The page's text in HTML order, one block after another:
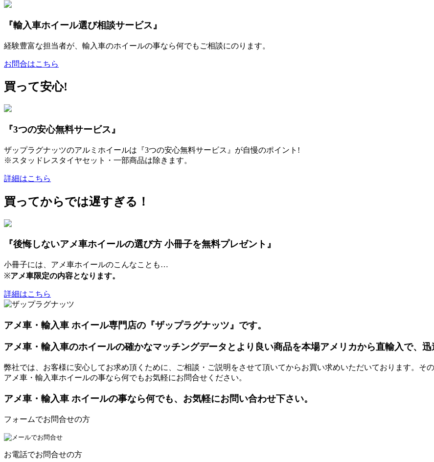
『輸入車ホイール選び相談サービス』
経験豊富な担当者が、輸入車のホイールの事なら何でもご相談にのります。
お問合はこちら
買って安心!
『3つの安心無料サービス』
ザップラグナッツのアルミホイールは『3つの安心無料サービス』が自慢のポイント!
※スタッドレスタイヤセット・一部商品は除きます。
詳細はこちら
買ってからでは遅すぎる！
『後悔しないアメ車ホイールの選び方 小冊子を無料プレゼント』
小冊子には、アメ車ホイールのこんなことも…
※アメ車限定の内容となります。
詳細はこちら
アメ車・輸入車 ホイール専門店の『ザップラグナッツ』です。
アメ車・輸入車のホイールの確かなマッチングデータとより良い商品を本場アメリカから直輸入で、迅
弊社では、お客様に安心してお求め頂くために、ご相談・ご説明をさせて頂いてからお買い求めいただいております。そ
アメ車・輸入車ホイールの事なら何でもお気軽にお問合せください。
アメ車・輸入車 ホイールの事なら何でも、お気軽にお問い合わせ下さい。
フォームでお問合せの方
お電話でお問合せの方